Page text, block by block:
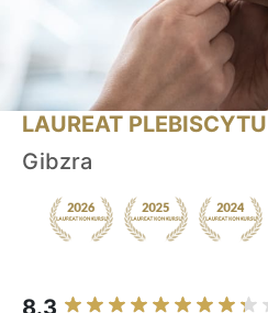
LAUREAT
Gibzra
8.3